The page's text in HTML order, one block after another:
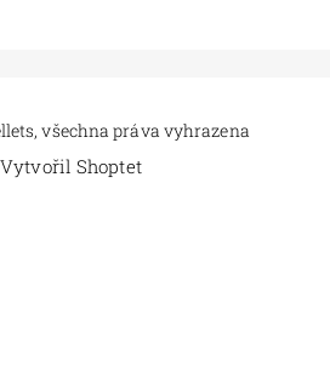
všechna práva vyhrazena
Vytvořil Shoptet